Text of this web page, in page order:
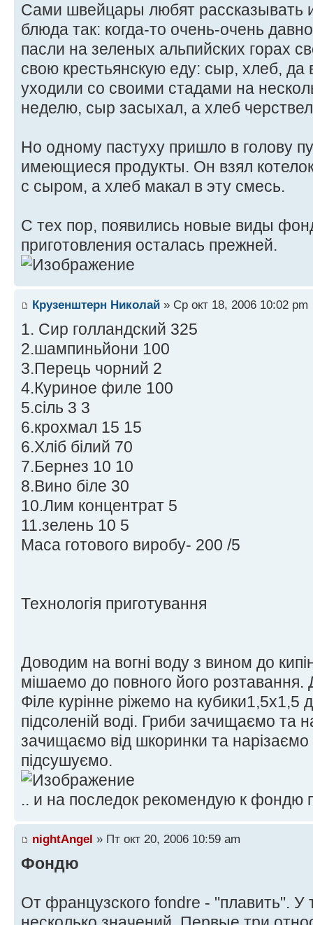
Сами швейцары любят рассказывать
блюда так: когда-то очень-очень
пасли на зеленых альпийских горах
свою крестьянскую еду: сыр, хлеб, да
уходили со своими стадами на
неделю, сыр засыхал, а хлеб
Но одному пастуху пришло в голову
имеющиеся продукты. Он взял
с сыром, а хлеб макал в эту смесь.
С тех пор, появились новые виды
приготовления осталась прежней.
Крузенштерн Николай » Ср окт 18, 2006 10:02 pm
1. Сир голландский 325
2.шампиньйони 100
3.Перець чорний 2
4.Куриное филе 100
5.сіль 3 3
6.крохмал 15 15
6.Хліб білий 70
7.Бернез 10 10
8.Вино біле 30
10.Лим концентрат 5
11.зелень 10 5
Маса готового виробу- 200 /5
Технологія приготування
Доводим на вогні воду з вином до
мішаемо до повного його розтавання.
Філе курінне ріжемо на кубики1,5х1,5
підсоленій воді. Гриби зачищаємо та
зачищаємо від шкоринки та
підсушуємо.
.. и на последок рекомендую к фондю
nightAngel » Пт окт 20, 2006 10:59 am
Фондю
От французского fondre - "плавить".